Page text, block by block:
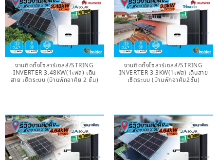
งานติดตั้งโซลาร์เซลล์/STRING
INVERTER 3.48KW(1เฟส) เดิน
สาย เซ็ตระบบ (บ้านพักอาศัย 2 ชั้น)
งานติดตั้งโซลาร์เซลล์/STRING
INVERTER 3.3KW(1เฟส) เดินสาย
เซ็ตระบบ (บ้านพักอาศัย2ชั้น)